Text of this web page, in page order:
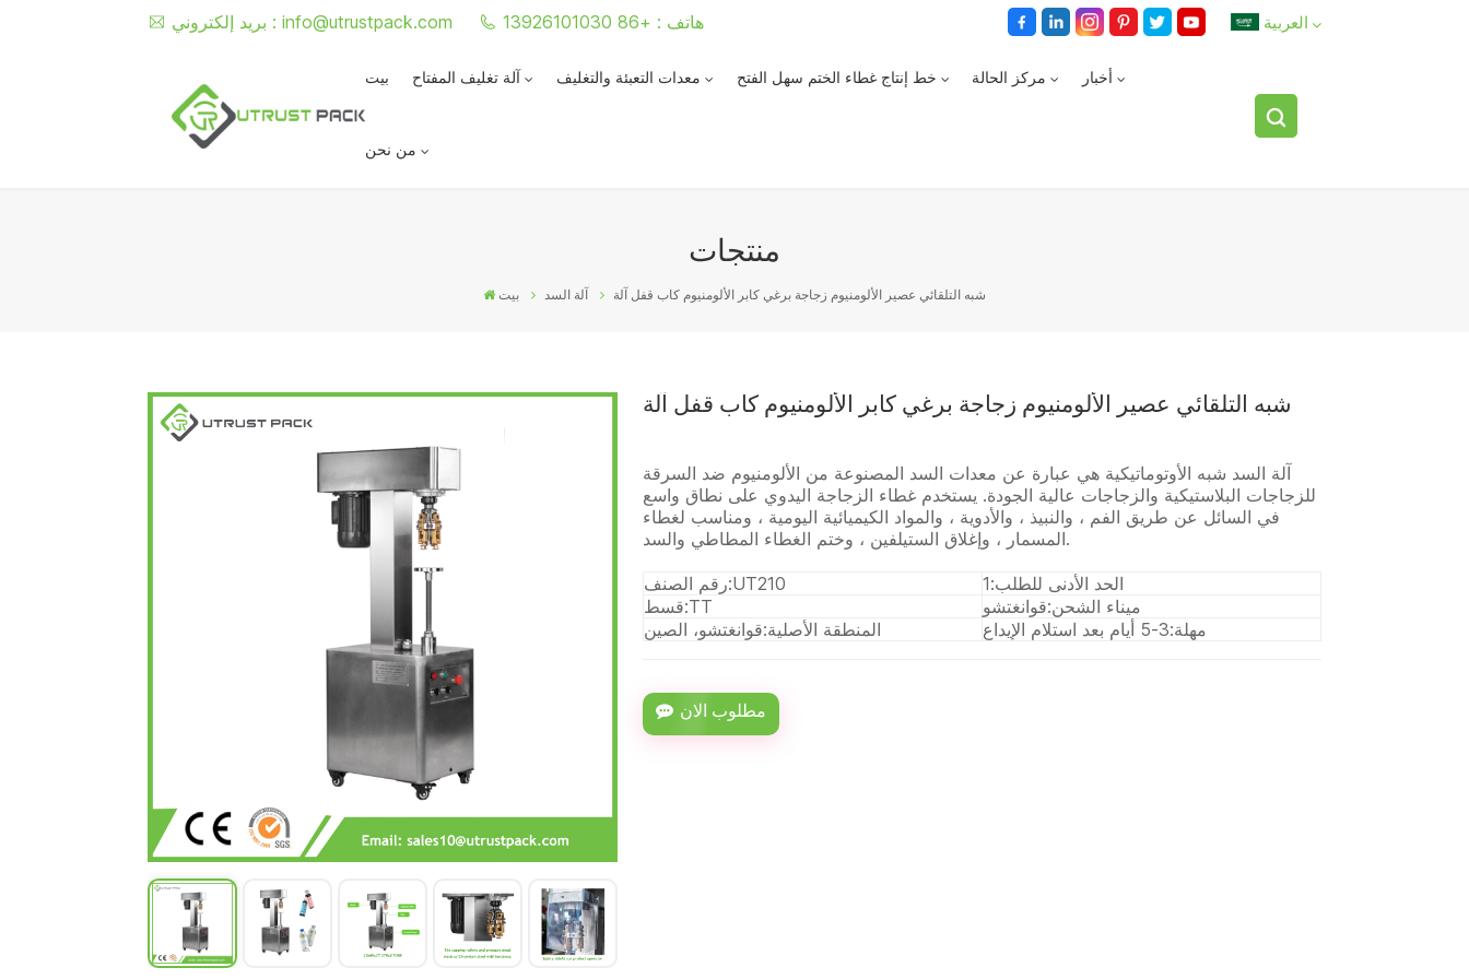
بريد إلكتروني : info@utrustpack.com هاتف : +86 13926101030 العربية
بيت آلة تغليف المفتاح معدات التعبئة والتغليف خط إنتاج غطاء الختم سهل الفتح مركز الحالة أخبار
من نحن
منتجات
بيت آلة السد شبه التلقائي عصير الألومنيوم زجاجة برغي كابر الألومنيوم كاب قفل آلة
شبه التلقائي عصير الألومنيوم زجاجة برغي كابر الألومنيوم كاب قفل آلة
آلة السد شبه الأوتوماتيكية هي عبارة عن معدات السد المصنوعة من الألومنيوم ضد السرقة
للزجاجات البلاستيكية والزجاجات عالية الجودة. يستخدم غطاء الزجاجة اليدوي على نطاق واسع
في السائل عن طريق الفم ، والنبيذ ، والأدوية ، والمواد الكيميائية اليومية ، ومناسب لغطاء
المسمار ، وإغلاق الستيلفين ، وختم الغطاء المطاطي والسد.
رقم الصنف:UT210 الحد الأدنى للطلب:1
قسط:TT ميناء الشحن:قوانغتشو
المنطقة الأصلية:قوانغتشو، الصين مهلة:3-5 أيام بعد استلام الإيداع
مطلوب الان